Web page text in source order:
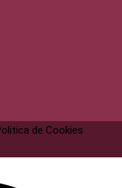
de Cookies